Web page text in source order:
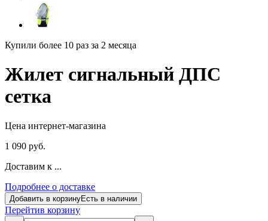
Купили более 10 раз за 2 месяца
Жилет сигнальный ДПС
сетка
Цена интернет-магазина
1 090 руб.
Доставим к ...
Подробнее о доставке
Добавить в корзинуЕсть в наличии
Перейтив корзину